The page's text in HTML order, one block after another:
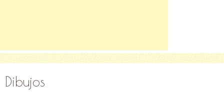
Dibujos